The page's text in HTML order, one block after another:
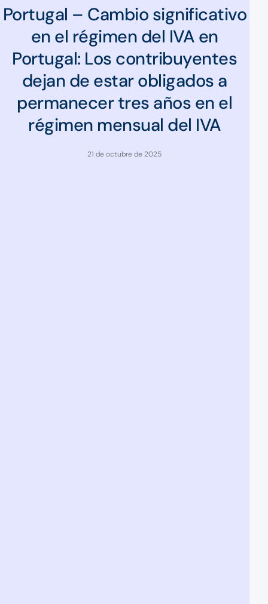
Portugal – Cambio significativo
en el régimen del IVA en
Portugal: Los contribuyentes
dejan de estar obligados a
permanecer tres años en el
régimen mensual del IVA
21 de octubre de 2025